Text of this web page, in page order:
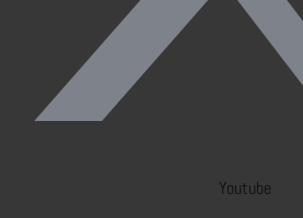
Youtube